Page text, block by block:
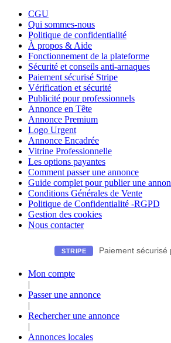
CGU
Qui sommes-nous
Politique de confidentialité
À propos & Aide
Fonctionnement de la plateforme
Sécurité et conseils anti-arnaques
Paiement sécurisé Stripe
Vérification et sécurité
Publicité pour professionnels
Annonce en Tête
Annonce Premium
Logo Urgent
Annonce Encadrée
Vitrine Professionnelle
Les options payantes
Comment passer une annonce
Guide complet pour publier une
Conditions Générales de Vente
Politique de Confidentialité -RGPD
Gestion des cookies
Nous contacter
STRIPE Paiement sécurisé
Mon compte
|
Passer une annonce
|
Rechercher une annonce
|
Annonces locales